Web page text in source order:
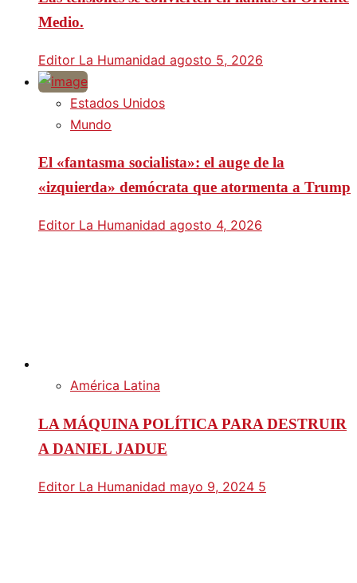
Medio.
Editor La Humanidad agosto 5, 2026
Estados Unidos
Mundo
El «fantasma socialista»: el auge de la
«izquierda» demócrata que atormenta a Trump
Editor La Humanidad agosto 4, 2026
América Latina
LA MÁQUINA POLÍTICA PARA DESTRUIR
A DANIEL JADUE
Editor La Humanidad mayo 9, 2024 5